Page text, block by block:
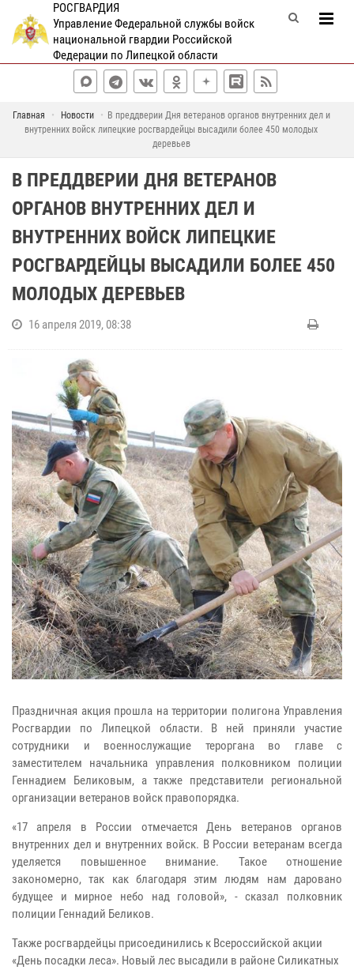
РОСГВАРДИЯ
Управление Федеральной службы войск
национальной гвардии Российской
Федерации по Липецкой области
Главная Новости
В преддверии Дня ветеранов органов внутренних дел и
внутренних войск липецкие росгвардейцы высадили более 450 молодых
деревьев
В ПРЕДДВЕРИИ ДНЯ ВЕТЕРАНОВ
ОРГАНОВ ВНУТРЕННИХ ДЕЛ И
ВНУТРЕННИХ ВОЙСК ЛИПЕЦКИЕ
РОСГВАРДЕЙЦЫ ВЫСАДИЛИ БОЛЕЕ 450
МОЛОДЫХ ДЕРЕВЬЕВ
16 апреля 2019, 08:38
Праздничная акция прошла на территории полигона Управления
Росгвардии по Липецкой области. В ней приняли участие
сотрудники и военнослужащие тероргана во главе с
заместителем начальника управления полковником полиции
Геннадием Беликовым, а также представители региональной
организации ветеранов войск правопорядка.
«17 апреля в России отмечается День ветеранов органов
внутренних дел и внутренних войск. В России ветеранам всегда
уделяется повышенное внимание. Такое отношение
закономерно, так как благодаря этим людям нам даровано
будущее и мирное небо над головой», - сказал полковник
полиции Геннадий Беликов.
Также росгвардейцы присоединились к Всероссийской акции
«День посадки леса». Новый лес высадили в районе Силикатных